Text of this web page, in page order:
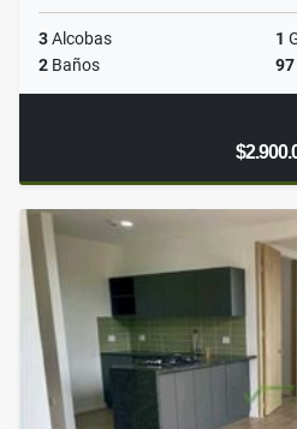
3Alcobas 1
2 Baños 97